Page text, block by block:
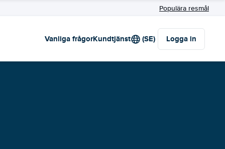
Populära resmål
Vanliga frågorKundtjänst (SE) Logga in